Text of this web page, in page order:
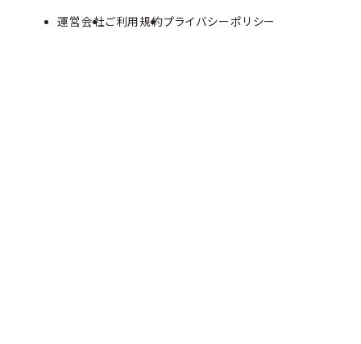
運営会社ご利用規約プライバシーポリシー